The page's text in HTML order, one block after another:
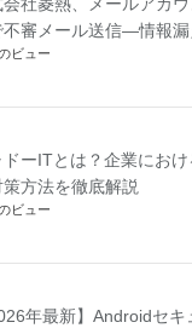
会社菱熱、メールアカ
不審メール送信―情報
ビュー
ドーITとは？企業にお
策方法を徹底解説
ビュー
年最新】Androidセ